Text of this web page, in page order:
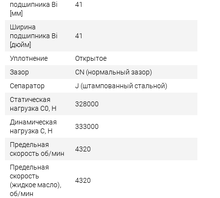
подшипника Bi
[мм]
41
Ширина
подшипника Bi
[дюйм]
41
Уплотнение
Открытое
Зазор
CN (нормальный зазор)
Сепаратор
J (штампованный стальной)
Статическая
нагрузка C0, Н
328000
Динамическая
нагрузка C, Н
333000
Предельная
скорость об/мин
4320
Предельная
скорость
(жидкое масло),
об/мин
4320